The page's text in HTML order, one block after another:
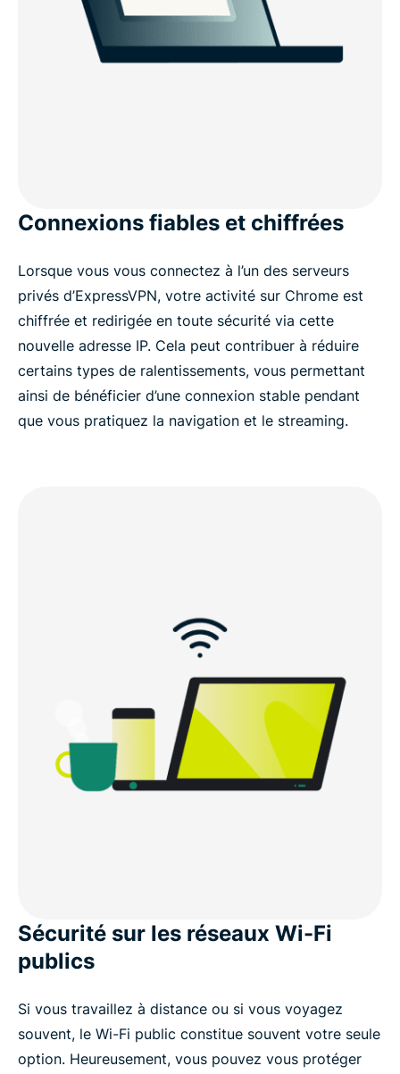
Connexions fiables et chiffrées
Lorsque vous vous connectez à l’un des serveurs
privés d’ExpressVPN, votre activité sur Chrome est
chiffrée et redirigée en toute sécurité via cette
nouvelle adresse IP. Cela peut contribuer à réduire
certains types de ralentissements, vous permettant
ainsi de bénéficier d’une connexion stable pendant
que vous pratiquez la navigation et le streaming.
Sécurité sur les réseaux Wi-Fi
publics
Si vous travaillez à distance ou si vous voyagez
souvent, le Wi-Fi public constitue souvent votre seule
option. Heureusement, vous pouvez vous protéger